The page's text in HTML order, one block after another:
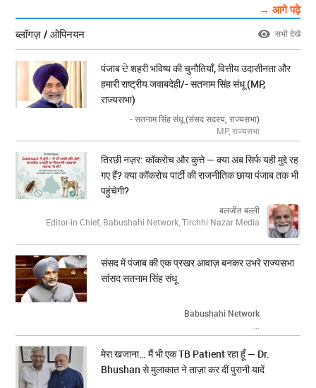
→ आगे पढ़े
ब्लॉगज़ / ओपिनयन
सभी देखें
पंजाब ਦੇ शहरी भविष्य की चुनौतियाँ, वित्तीय उदासीनता और
हमारी राष्ट्रीय जवाबदेही/- सतनाम सिंह संधू (MP,
राज्यसभा)
- सतनाम सिंह संधू (संसद सदस्य, राज्यसभा)
MP, राज्यसभा
तिरछी नज़र: कॉकरोच और कुत्ते — क्या अब सिर्फ यही मुद्दे रह
गए हैं? क्या कॉकरोच पार्टी की राजनीतिक छाया पंजाब तक भी
पहुंचेगी?
बलजीत बल्ली
Editor-in Chief, Babushahi Network, Tirchhi Nazar Media
संसद में पंजाब की एक प्रखर आवाज़ बनकर उभरे राज्यसभा
सांसद सतनाम सिंह संधू
Babushahi Network
...
मेरा खजाना… मैं भी एक TB Patient रहा हूँ — Dr.
Bhushan से मुलाकात ने ताज़ा कर दीं पुरानी यादें